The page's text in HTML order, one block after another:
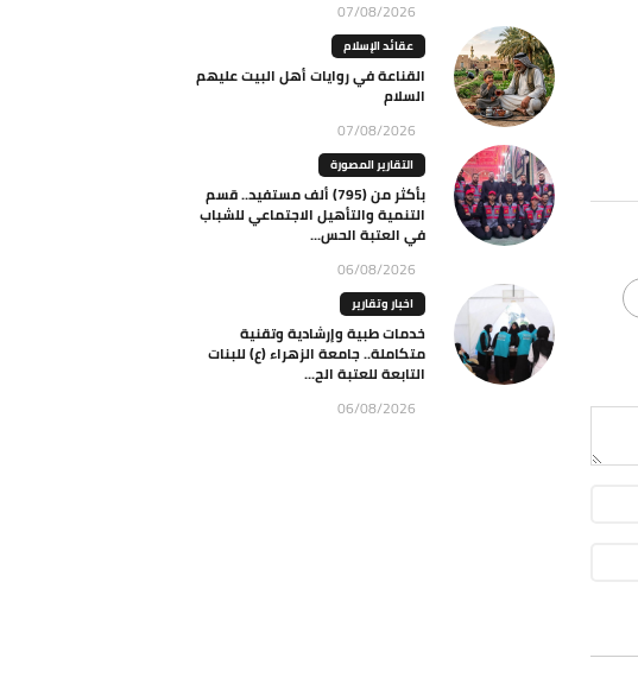
07/08/2026
عقائد الإسلام
القناعة في روايات أهل البيت عليهم
السلام
07/08/2026
التقارير المصورة
بأكثر من (795) ألف مستفيد.. قسم
التنمية والتأهيل الاجتماعي للشباب
في العتبة الحس...
06/08/2026
اخبار وتقارير
خدمات طبية وإرشادية وتقنية
متكاملة.. جامعة الزهراء (ع) للبنات
التابعة للعتبة الح...
06/08/2026